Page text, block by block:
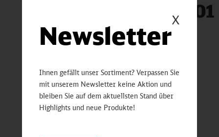
BR01
X
Newsletter
Ihnen gefällt unser Sortiment? Verpassen Sie
mit unserem Newsletter keine Aktion und
bleiben Sie auf dem aktuellsten Stand über
Highlights und neue Produkte!